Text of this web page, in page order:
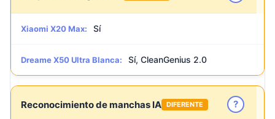
Xiaomi X20 Max: Sí
Dreame X50 Ultra Blanca: Sí, CleanGenius 2.0
Reconocimiento de manchas IA DIFERENTE ?